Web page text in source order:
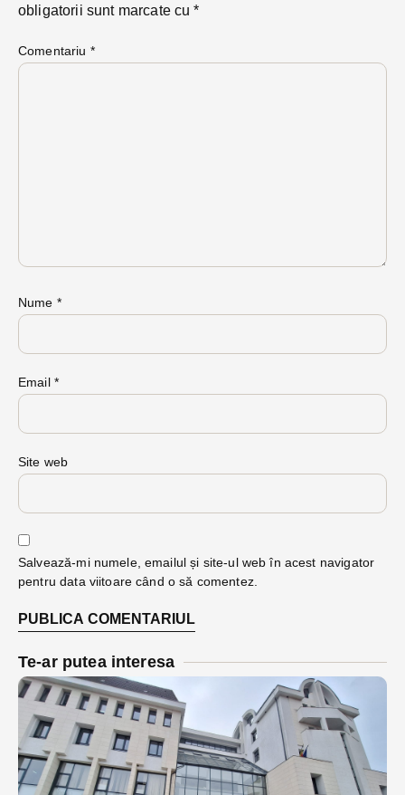
obligatorii sunt marcate cu*
Comentariu *
Nume *
Email *
Site web
Salvează-mi numele, emailul și site-ul web în acest navigator
pentru data viitoare când o să comentez.
Te-ar putea interesa